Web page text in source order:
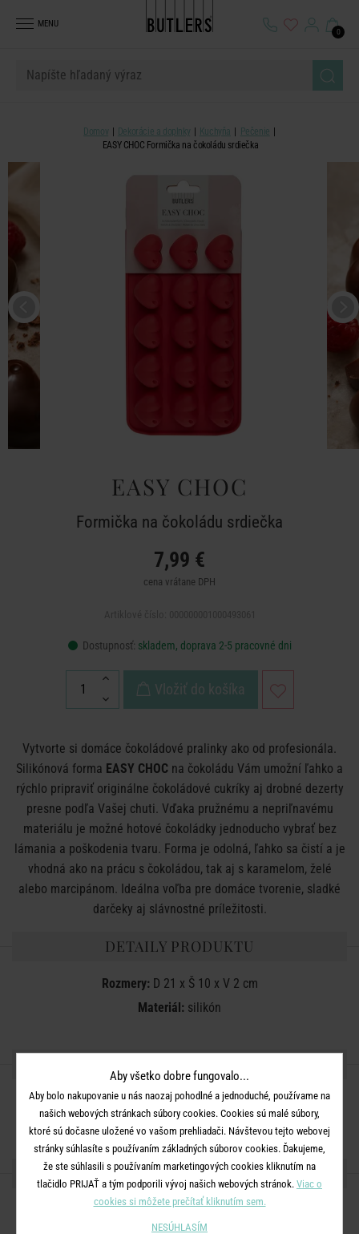
MENU
0
Domov Dekorácie a doplnky Kuchyňa
Pečenie
EASY CHOC Formička na čokoládu srdiečka
EASY CHOC
Formička na čokoládu srdiečka
7,99 €
cena vrátane DPH
Dostupnosť: skladem, doprava 2-5 pracovné dni
Vložiť do košíka
Vytvorte si domáce čokoládové pralinky ako od profesionála.
Silikónová forma EASY CHOC na čokoládu Vám umožní ľahko a
rýchlo pripraviť originálne čokoládové cukríky aj drobné dezerty
presne podľa Vašej chuti. Vďaka pružnému a nepriľnavému
materiálu je možné hotové čokoládky jednoducho vybrať bez
lámania a poškodenia tvaru. Forma je odolná, ľahko sa čistí a je
vhodná ako na prácu s čokoládou, tak aj s karamelom, želé
alebo marcipánom. Ideálna voľba pre domáce tvorenie, sladké
darčeky aj slávnostné príležitosti.
DETAILY PRODUKTU
Rozmery: D 21 x Š 10 x V 2 cm
Materiál: silikón
ĎALŠIE PRODUKTY ZO SÉRIE
Aby všetko dobre fungovalo...
Aby bolo nakupovanie u nás naozaj pohodlné a jednoduché, používame na
našich webových stránkach súbory cookies. Cookies sú malé súbory,
ktoré sú dočasne uložené vo vašom prehliadači. Návštevou tejto webovej
stránky súhlasíte s používaním základných súborov cookies. Ďakujeme,
že ste súhlasili s používaním marketingových cookies kliknutím na
tlačidlo PRIJAŤ a tým podporili vývoj našich webových stránok. Viac o
cookies si môžete prečítať kliknutím sem.
NESÚHLASÍM